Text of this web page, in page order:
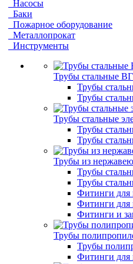
Насосы
Баки
Пожарное оборудование
Металлопрокат
Инструменты
Трубы стальные
Трубы
Трубы
Трубы стальные
Трубы
Трубы
Трубы из
Трубы
Трубы
Фитинги для
Фитинги для
Фитинги и
Трубы
Трубы
Фитинги для